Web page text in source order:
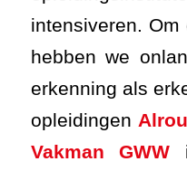
intensiveren.
hebben we
erkenning als
opleidingen
Vakman GWW